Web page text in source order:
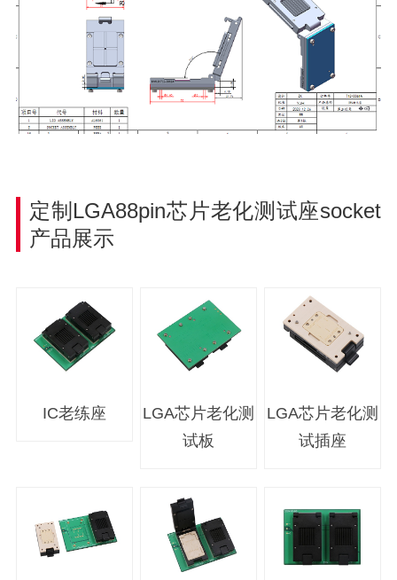
定制 LGA88pin芯片老化测试座socket
产品展示
IC老练座
LGA芯片老化测
试板
LGA芯片老化测
试插座